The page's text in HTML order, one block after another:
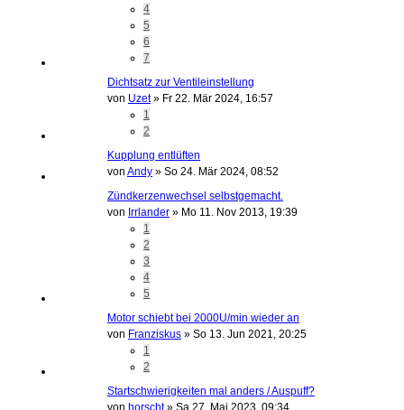
4
5
6
7
Dichtsatz zur Ventileinstellung
von Uzet» Fr 22. Mär 2024, 16:57
1
2
Kupplung entlüften
von Andy » So 24. Mär 2024, 08:52
Zündkerzenwechsel selbstgemacht.
von Irrlander » Mo 11. Nov 2013, 19:39
1
2
3
4
5
Motor schiebt bei 2000U/min wieder an
von Franziskus » So 13. Jun 2021, 20:25
1
2
Startschwierigkeiten mal anders / Auspuff?
von horscht» Sa 27. Mai 2023, 09:34